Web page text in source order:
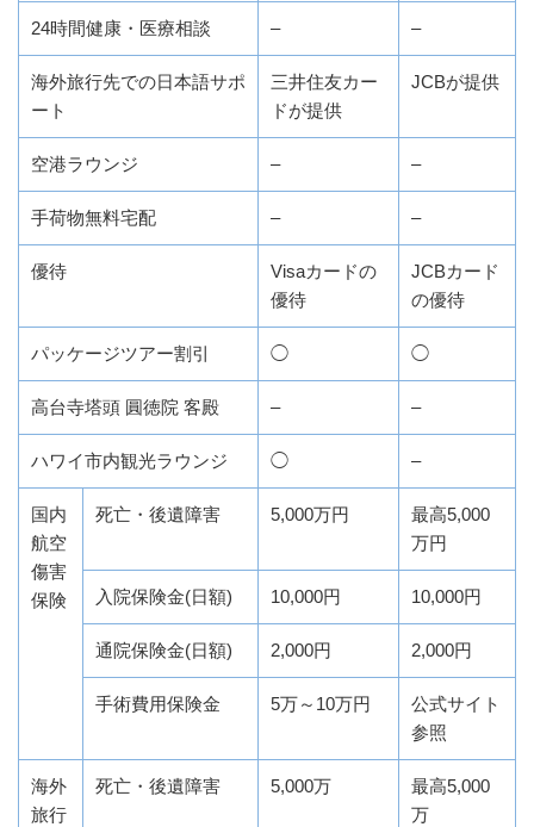
24時間健康・医療相談 – –
海外旅行先での日本語サポ
ート
三井住友カー
ドが提供
JCBが提供
空港ラウンジ – –
手荷物無料宅配 – –
優待
Visaカードの
優待
JCBカード
の優待
パッケージツアー割引 ◯ ◯
高台寺塔頭 圓徳院 客殿 – –
ハワイ市内観光ラウンジ ◯ –
国内
航空
傷害
保険
死亡・後遺障害 5,000万円
最高5,000
万円
入院保険金(日額) 10,000円 10,000円
通院保険金(日額) 2,000円 2,000円
手術費用保険金 5万～10万円
公式サイト
参照
海外
旅行
死亡・後遺障害 5,000万
最高5,000
万